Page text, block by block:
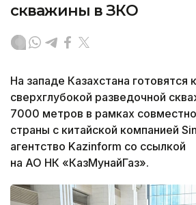
скважины в ЗКО
На западе Казахстана готовятся
сверхглубокой разведочной
7000 метров в рамках
страны с китайской компанией
агентство Kazinform со ссылкой
на АО НК «КазМунайГаз».